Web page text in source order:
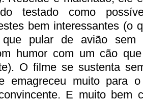
testado como
bem interessantes (o
pular de avião sem
humor com um cão
O filme se sustenta
emagreceu muito para
E muito bem